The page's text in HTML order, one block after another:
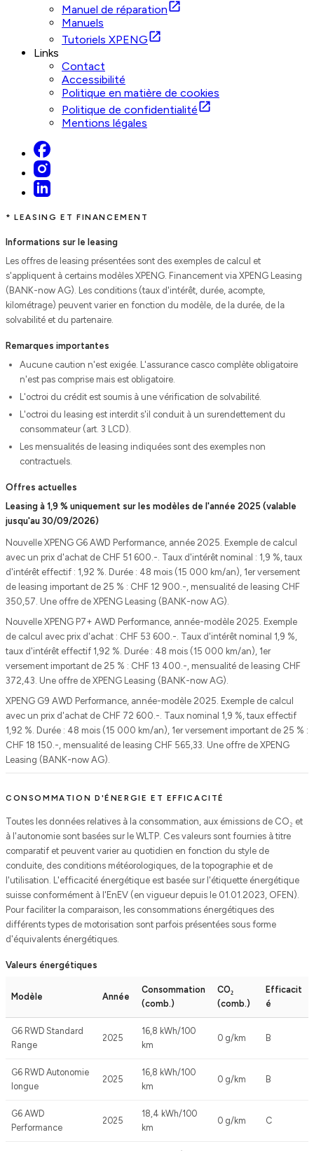
Manuel de réparation
Manuels
Tutoriels XPENG
Links
Contact
Accessibilité
Politique en matière de cookies
Politique de confidentialité
Mentions légales
* LEASING ET FINANCEMENT
Informations sur le leasing
Les offres de leasing présentées sont des exemples de calcul et
s'appliquent à certains modèles XPENG. Financement via XPENG Leasing
(BANK-now AG). Les conditions (taux d'intérêt, durée, acompte,
kilométrage) peuvent varier en fonction du modèle, de la durée, de la
solvabilité et du partenaire.
Remarques importantes
Aucune caution n'est exigée. L'assurance casco complète obligatoire
n'est pas comprise mais est obligatoire.
L'octroi du crédit est soumis à une vérification de solvabilité.
L'octroi du leasing est interdit s'il conduit à un surendettement du
consommateur (art. 3 LCD).
Les mensualités de leasing indiquées sont des exemples non
contractuels.
Offres actuelles
Leasing à 1,9 % uniquement sur les modèles de l'année 2025 (valable
jusqu'au 30/09/2026)
Nouvelle XPENG G6 AWD Performance, année 2025. Exemple de calcul
avec un prix d'achat de CHF 51 600.-. Taux d'intérêt nominal : 1,9 %, taux
d'intérêt effectif : 1,92 %. Durée : 48 mois (15 000 km/an), 1er versement
de leasing important de 25 % : CHF 12 900.-, mensualité de leasing CHF
350,57. Une offre de XPENG Leasing (BANK-now AG).
Nouvelle XPENG P7+ AWD Performance, année-modèle 2025. Exemple
de calcul avec prix d'achat : CHF 53 600.-. Taux d'intérêt nominal 1,9 %,
taux d'intérêt effectif 1,92 %. Durée : 48 mois (15 000 km/an), 1er
versement important de 25 % : CHF 13 400.-, mensualité de leasing CHF
372,43. Une offre de XPENG Leasing (BANK-now AG).
XPENG G9 AWD Performance, année-modèle 2025. Exemple de calcul
avec un prix d'achat de CHF 72 600.-. Taux nominal 1,9 %, taux effectif
1,92 %. Durée : 48 mois (15 000 km/an), 1er versement important de 25 % :
CHF 18 150.-, mensualité de leasing CHF 565,33. Une offre de XPENG
Leasing (BANK-now AG).
CONSOMMATION D'ÉNERGIE ET EFFICACITÉ
Toutes les données relatives à la consommation, aux émissions de CO₂ et
à l'autonomie sont basées sur le WLTP. Ces valeurs sont fournies à titre
comparatif et peuvent varier au quotidien en fonction du style de
conduite, des conditions météorologiques, de la topographie et de
l'utilisation. L'efficacité énergétique est basée sur l'étiquette énergétique
suisse conformément à l'EnEV (en vigueur depuis le 01.01.2023, OFEN).
Pour faciliter la comparaison, les consommations énergétiques des
différents types de motorisation sont parfois présentées sous forme
d'équivalents énergétiques.
Valeurs énergétiques
Modèle Année
Consommation
(comb.)
CO₂
(comb.)
Efficacit
é
G6 RWD Standard
Range
2025
16,8 kWh/100
km
0 g/km B
G6 RWD Autonomie
longue
2025
16,8 kWh/100
km
0 g/km B
G6 AWD
Performance
2025
18,4 kWh/100
km
0 g/km C